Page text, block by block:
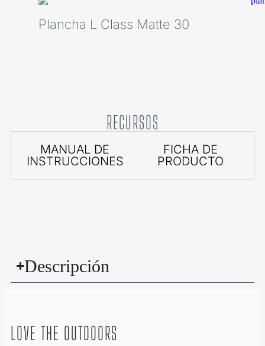
Plancha L Class Matte 30
RECURSOS
MANUAL DE
INSTRUCCIONES
FICHA DE
PRODUCTO
Descripción
LOVE THE OUTDOORS